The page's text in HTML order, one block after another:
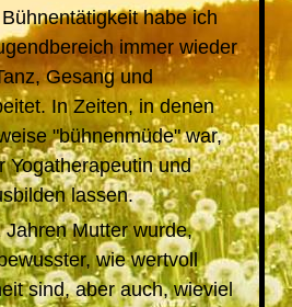
habe ich
immer wieder
Gesang und
In Zeiten, in denen
"bühnenmüde" war,
Yogatherapeutin und
lassen.
Mutter wurde,
wie wertvoll
sind, aber auch, wieviel